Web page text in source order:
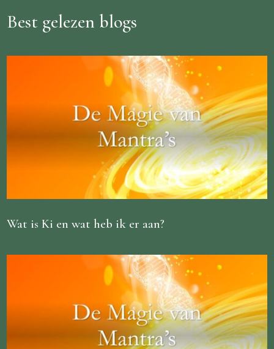
Best gelezen blogs
Wat is Ki en wat heb ik er aan?